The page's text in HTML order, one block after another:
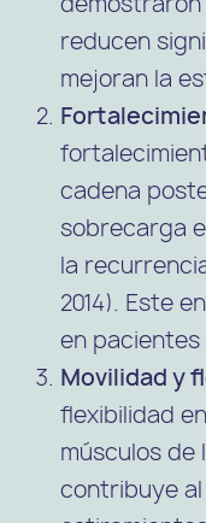
reducen
mejoran la
cadena
sobrecarga
la
2014). Este
en pacientes
Movilidad y
flexibilidad
músculos
contribuye